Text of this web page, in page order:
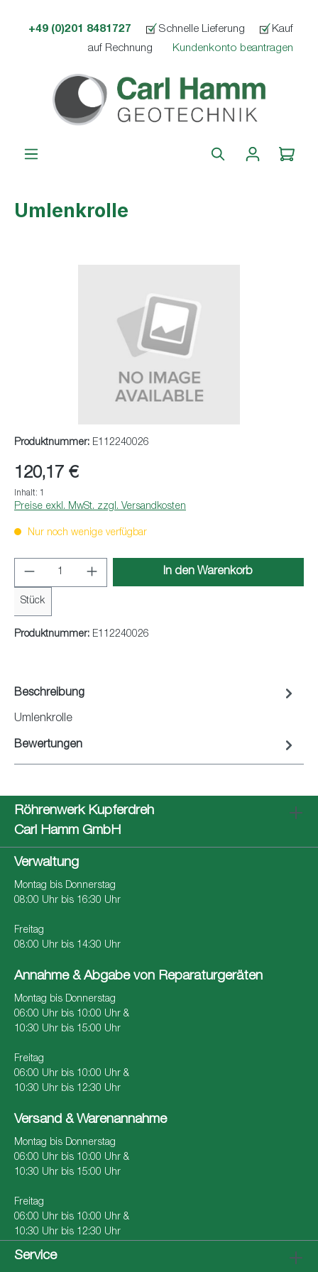
+49 (0)201 8481727 Schnelle Lieferung
Kauf
auf Rechnung
Kundenkonto beantragen
Umlenkrolle
Produktnummer: E112240026
120,17 €
Inhalt: 1
Preise exkl. MwSt. zzgl. Versandkosten
Nur noch wenige verfügbar
Produkt Anzahl: Gib den gewünschten
Stück
In den Warenkorb
Produktnummer: E112240026
Beschreibung
Umlenkrolle
Bewertungen
Röhrenwerk Kupferdreh
Carl Hamm GmbH
Verwaltung
Montag bis Donnerstag
08:00 Uhr bis 16:30 Uhr
Freitag
08:00 Uhr bis 14:30 Uhr
Annahme & Abgabe von Reparaturgeräten
Montag bis Donnerstag
06:00 Uhr bis 10:00 Uhr &
10:30 Uhr bis 15:00 Uhr
Freitag
06:00 Uhr bis 10:00 Uhr &
10:30 Uhr bis 12:30 Uhr
Versand & Warenannahme
Montag bis Donnerstag
06:00 Uhr bis 10:00 Uhr &
10:30 Uhr bis 15:00 Uhr
Freitag
06:00 Uhr bis 10:00 Uhr &
10:30 Uhr bis 12:30 Uhr
Service